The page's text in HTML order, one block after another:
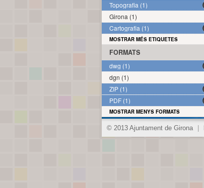
Topografia (1)
Girona (1)
Cartografia (1)
MOSTRAR MÉS ETIQUETES
FORMATS
dwg (1)
dgn (1)
ZIP (1)
PDF (1)
MOSTRAR MENYS FORMATS
© 2013 Ajuntament de Girona